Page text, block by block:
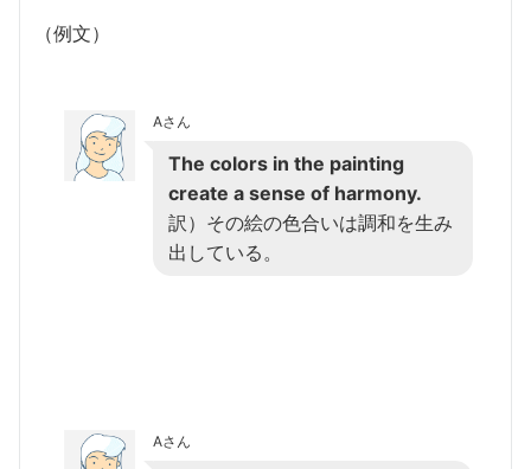
（例文）
Aさん
The colors in the painting
create a sense of harmony.
訳）その絵の色合いは調和を生み
出している。
Aさん